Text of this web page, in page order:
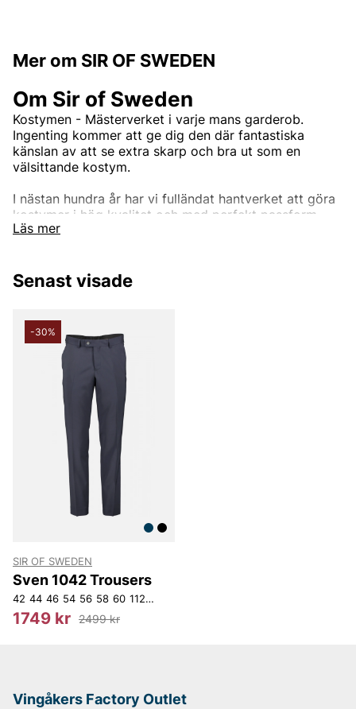
Mer om SIR OF SWEDEN
Läs mer
Om Sir of Sweden
Kostymen - Mästerverket i varje mans garderob.
Ingenting kommer att ge dig den där fantastiska
känslan av att se extra skarp och bra ut som en
välsittande kostym.
I nästan hundra år har vi fulländat hantverket att göra
kostymer i hög kvalitet och med perfekt passform.
Genom att arbeta med tyger från några av världens
kostymer inte att göra dig besviken. Vi har kostymer
bröllopsdag. Eller om du bara vill vara den bäst klädda
mannen på jobbet, på fester eller något annat tillfälle.
Upptäck vårt breda utbud av kostymer.
Andra populära varumärken:
Björn Borg
Oscar Jacobson
Senast visade
-30%
SIR OF SWEDEN
Sven 1042 Trousers
42 44 46 54 56 58 60 112 116
1749 kr 2499 kr
Vingåkers Factory Outlet